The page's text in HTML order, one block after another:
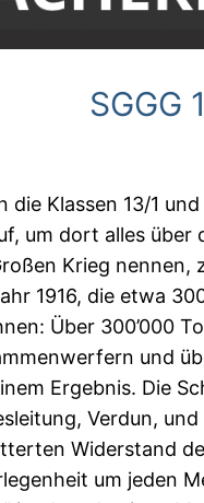
SGGG
Klassen 13/1 und
um dort alles über
Krieg nennen,
1916, die etwa
Über 300’000
und
Ergebnis. Die
Verdun,
Widerstand
um jeden